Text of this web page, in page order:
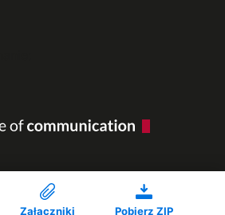
Załączniki Pobierz ZIP